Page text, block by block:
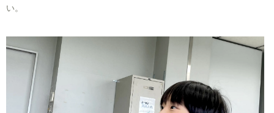
い。